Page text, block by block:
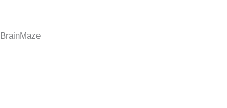
BrainMaze